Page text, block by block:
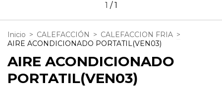
1 /1
Inicio > CALEFACCIÓN > CALEFACCION FRIA >
AIRE ACONDICIONADO PORTATIL(VEN03)
AIRE ACONDICIONADO
PORTATIL(VEN03)